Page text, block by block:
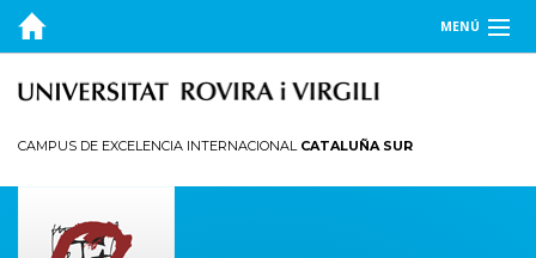
MENÚ
EL DEPARTAMENTO
INVESTIGACIÓN
PUBLICACIONES
CAMPUS DE EXCELENCIA INTERNACIONAL CATALUÑA SUR